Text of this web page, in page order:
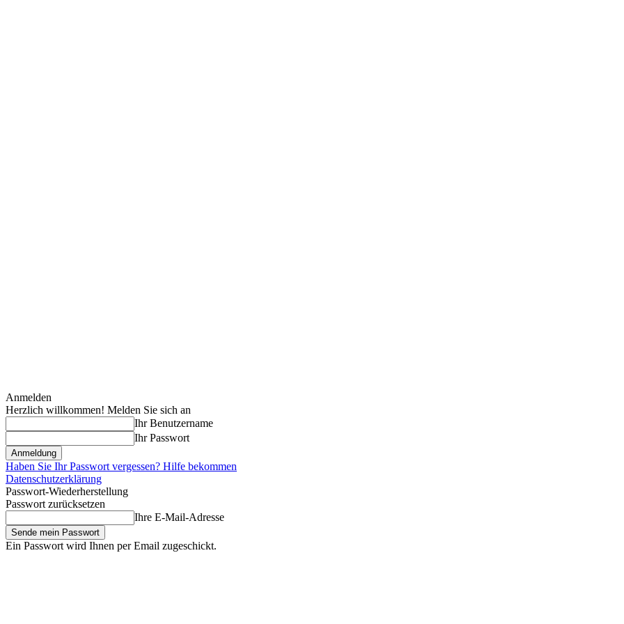
Anmelden
Herzlich willkommen! Melden Sie sich an
Ihr Benutzername
Ihr Passwort
Haben Sie Ihr Passwort vergessen? Hilfe bekommen
Datenschutzerklärung
Passwort-Wiederherstellung
Passwort zurücksetzen
Ihre E-Mail-Adresse
Ein Passwort wird Ihnen per Email zugeschickt.